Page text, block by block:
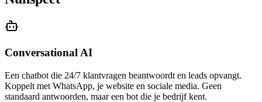
Conversational AI
Een chatbot die 24/7 klantvragen beantwoordt en leads opvangt.
Koppelt met WhatsApp, je website en sociale media. Geen
standaard antwoorden, maar een bot die je bedrijf kent.